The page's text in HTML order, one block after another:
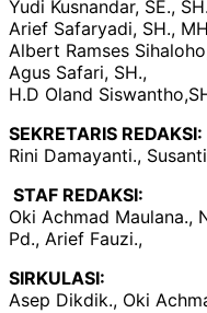
Yudi Kusnandar, SE.,
Arief Safaryadi, SH.,
Albert Ramses
Agus Safari, SH.,
H.D Oland
SEKRETARIS REDAKSI:
Rini Damayanti.,
STAF REDAKSI:
Oki Achmad Maulana.,
Pd., Arief Fauzi.,
SIRKULASI:
Asep Dikdik., Oki